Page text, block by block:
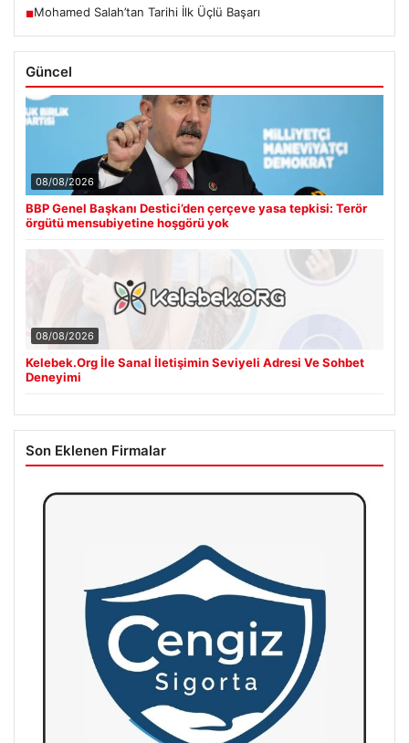
■Mohamed Salah’tan Tarihi İlk Üçlü Başarı
Güncel
08/08/2026
BBP Genel Başkanı Destici’den çerçeve yasa tepkisi: Terör
örgütü mensubiyetine hoşgörü yok
08/08/2026
Kelebek.Org İle Sanal İletişimin Seviyeli Adresi Ve Sohbet
Deneyimi
Son Eklenen Firmalar